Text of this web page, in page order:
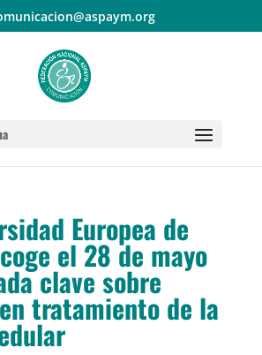
Europea de
el 28 de mayo
clave sobre
tratamiento de la